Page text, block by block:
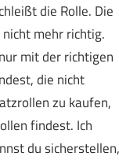
die Rolle. Die
mehr richtig.
mit der richtigen
die nicht
zu kaufen,
findest. Ich
du sicherstellen,